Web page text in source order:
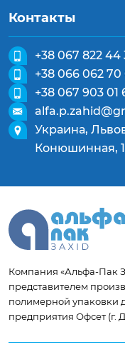
Контакты
+38 067 822 44
+38 066 062 70
+38 067 903 01
Украина,
Конюшинная,
Компания «Альфа-Пак
представителем
полимерной упаковки
предприятия Офсет (г.